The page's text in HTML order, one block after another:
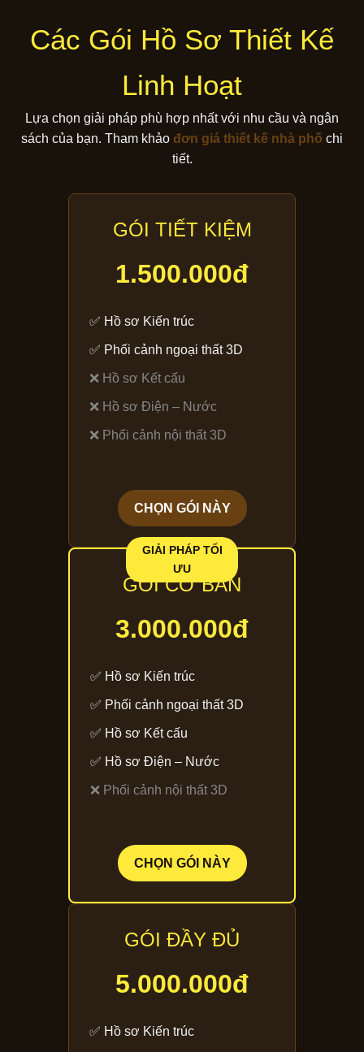
Các Gói Hồ Sơ Thiết Kế
Linh Hoạt
Lựa chọn giải pháp phù hợp nhất với nhu cầu và ngân
sách của bạn. Tham khảo đơn giá thiết kế nhà phố chi
tiết.
GÓI TIẾT KIỆM
1.500.000đ
✅ Hồ sơ Kiến trúc
✅ Phối cảnh ngoại thất 3D
❌ Hồ sơ Kết cấu
❌ Hồ sơ Điện – Nước
❌ Phối cảnh nội thất 3D
CHỌN GÓI NÀY
GÓI CƠ BẢN
3.000.000đ
✅ Hồ sơ Kiến trúc
✅ Phối cảnh ngoại thất 3D
✅ Hồ sơ Kết cấu
✅ Hồ sơ Điện – Nước
❌ Phối cảnh nội thất 3D
CHỌN GÓI NÀY
GÓI ĐẦY ĐỦ
5.000.000đ
✅ Hồ sơ Kiến trúc